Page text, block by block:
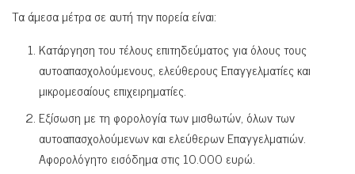
Τα άμεσα μέτρα σε αυτή την πορεία είναι:
Κατάργηση του τέλους επιτηδεύματος για όλους τους
αυτοαπασχολούμενους, ελεύθερους Επαγγελματίες και
μικρομεσαίους επιχειρηματίες.
Εξίσωση με τη φορολογία των μισθωτών, όλων των
αυτοαπασχολούμενων και ελεύθερων Επαγγελματιών.
Αφορολόγητο εισόδημα στις 10.000 ευρώ.